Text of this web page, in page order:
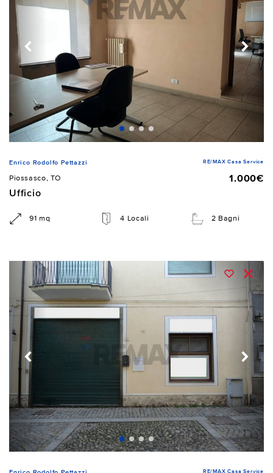
Enrico Rodolfo Pettazzi RE/MAX Casa Service
Piossasco, TO
1.000€
Ufficio
91 mq 4 Locali 2 Bagni
RE/MAX Casa Service